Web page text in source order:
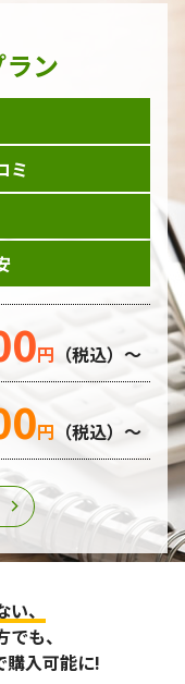
ン
ミ
円 （税込）～
円 （税込）～
、
も、
購入可能に!